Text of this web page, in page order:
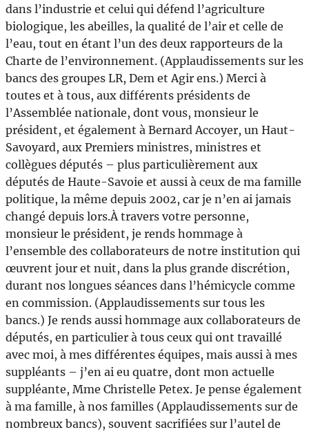
dans l’industrie et celui qui défend l’agriculture
biologique, les abeilles, la qualité de l’air et celle de
l’eau, tout en étant l’un des deux rapporteurs de la
Charte de l’environnement. (Applaudissements sur les
bancs des groupes LR, Dem et Agir ens.) Merci à
toutes et à tous, aux différents présidents de
l’Assemblée nationale, dont vous, monsieur le
président, et également à Bernard Accoyer, un Haut-
Savoyard, aux Premiers ministres, ministres et
collègues députés – plus particulièrement aux
députés de Haute-Savoie et aussi à ceux de ma famille
politique, la même depuis 2002, car je n’en ai jamais
changé depuis lors.À travers votre personne,
monsieur le président, je rends hommage à
l’ensemble des collaborateurs de notre institution qui
œuvrent jour et nuit, dans la plus grande discrétion,
durant nos longues séances dans l’hémicycle comme
en commission. (Applaudissements sur tous les
bancs.) Je rends aussi hommage aux collaborateurs de
députés, en particulier à tous ceux qui ont travaillé
avec moi, à mes différentes équipes, mais aussi à mes
suppléants – j’en ai eu quatre, dont mon actuelle
suppléante, Mme Christelle Petex. Je pense également
à ma famille, à nos familles (Applaudissements sur de
nombreux bancs), souvent sacrifiées sur l’autel de